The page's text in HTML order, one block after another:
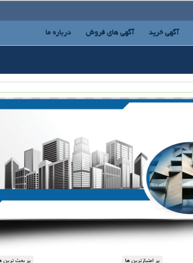
آگهی خرید آگهی های فروش درباره ما